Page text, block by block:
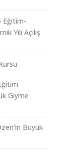
Eğitim-
Yılı Açılış
Giyme
Büyük